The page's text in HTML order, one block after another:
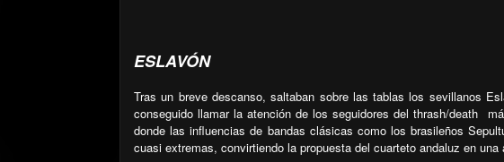
ESLAVÓN
Tras un breve descanso, saltaban sobre las tablas los sevillanos
conseguido llamar la atención de los seguidores del thrash/death
donde las influencias de bandas clásicas como los brasileños
cuasi extremas, convirtiendo la propuesta del cuarteto andaluz en